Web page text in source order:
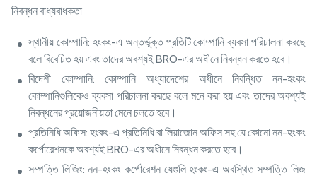
নিবন্ধন বাধ্যবাধকতা
স্থানীয় কোম্পানি: হংকং-এ অন্তর্ভূক্ত প্রতিটি কোম্পানি ব্যবসা পরিচালনা করছে
বলে বিবেচিত হয় এবং তাদের অবশ্যই BRO-এর অধীনে নিবন্ধন করতে হবে।
বিদেশী কোম্পানি: কোম্পানি অধ্যাদেশের অধীনে নিবন্ধিত নন-হংকং
কোম্পানিগুলিকেও ব্যবসা পরিচালনা করছে বলে মনে করা হয় এবং তাদের অবশ্যই
নিবন্ধনের প্রয়োজনীয়তা মেনে চলতে হবে।
প্রতিনিধি অফিস: হংকং-এ প্রতিনিধি বা লিয়াজোন অফিস সহ যে কোনো নন-হংকং
কর্পোরেশনকে অবশ্যই BRO-এর অধীনে নিবন্ধন করতে হবে।
সম্পত্তি লিজিং: নন-হংকং কর্পোরেশন যেগুলি হংকং-এ অবস্থিত সম্পত্তি লিজ